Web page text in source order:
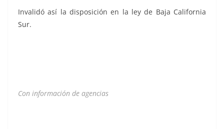
Invalidó así la disposición en la ley de Baja California
Sur.
Con información de agencias